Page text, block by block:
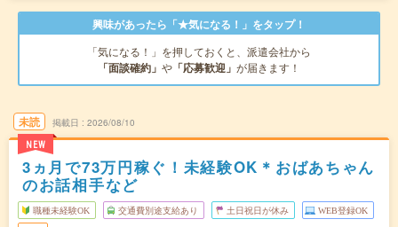
興味があったら「★気になる！」をタップ！
「気になる！」を押しておくと、派遣会社から
「面談確約」 や 「応募歓迎」 が届きます！
未読
NEW
掲載日 2026/08/10
3ヵ月で73万円稼ぐ！未経験OK＊おばあちゃん
のお話相手など
職種未経験OK 交通費別途支給あり 土日祝日が休み WEB登録OK